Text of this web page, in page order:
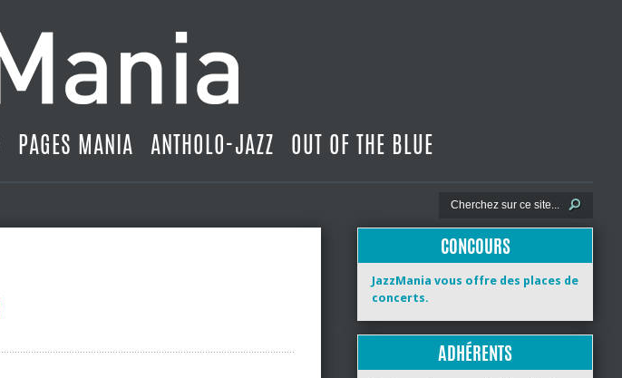
PAGES MANIA ANTHOLO-JAZZ OUT OF THE BLUE
CONCOURS
JazzMania vous offre des places de
concerts.
ADHÉRENTS